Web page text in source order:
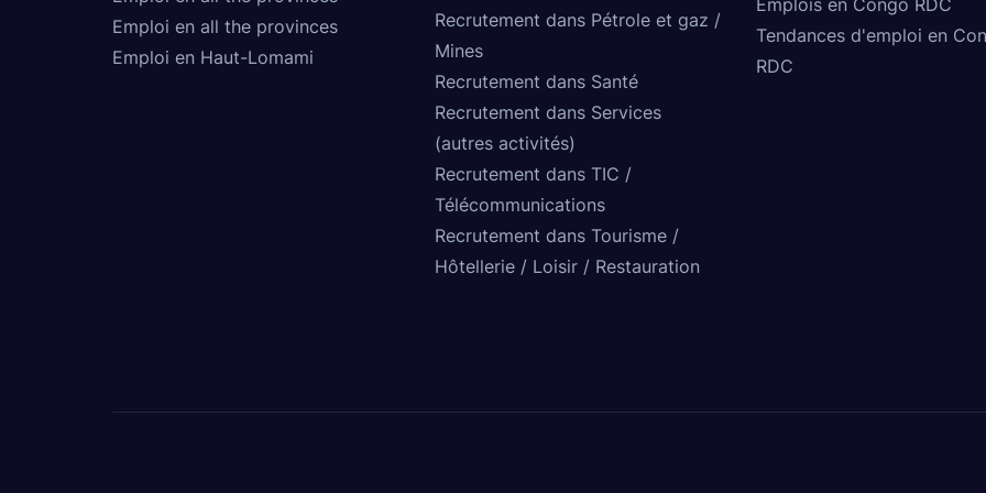
Emploi en all the provinces
Emploi en Haut-Lomami
Recrutement dans Pétrole et gaz /
Mines
Recrutement dans Santé
Recrutement dans Services
(autres activités)
Recrutement dans TIC /
Télécommunications
Recrutement dans Tourisme /
Hôtellerie / Loisir / Restauration
Tendances d'emploi en
RDC